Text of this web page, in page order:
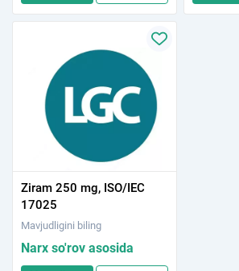
Ziram 250 mg, ISO/IEC
17025
Mavjudligini biling
Narx so'rov asosida